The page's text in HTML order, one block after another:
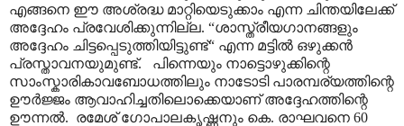
എങ്ങനെ ഈ അശ്രദ്ധ മാറ്റിയെടുക്കാം എന്ന ചിന്തയിലേക്ക്
അദ്ദേഹം പ്രവേശിക്കുന്നില്ല. “ശാസ്ത്രീയഗാനങ്ങളും
അദ്ദേഹം ചിട്ടപ്പെടുത്തിയിട്ടുണ്ട്“ എന്ന മട്ടിൽ ഒഴുക്കൻ
പ്രസ്താവനയുമുണ്ട്. പിന്നെയും നാട്ടൊഴുക്കിന്റെ
സാംസ്കാരികാവബോധത്തിലും നാടോടി പാരമ്പര്യത്തിന്റെ
ഊർജ്ജം ആവാഹിച്ചതിലൊക്കെയാണ് അദ്ദേഹത്തിന്റെ
ഊന്നൽ. രമേശ് ഗോപാലകൃഷ്ണനും കെ. രാഘവനെ 60